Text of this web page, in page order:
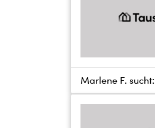
Marlene F. sucht: